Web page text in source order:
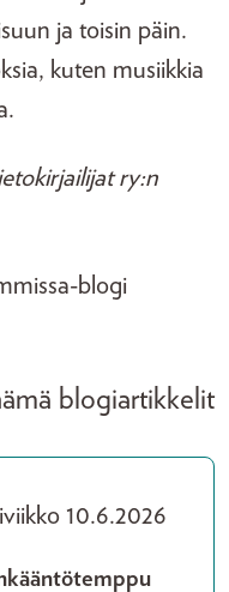
ja toisin päin.
kuten musiikkia
ry:n
blogi
blogiartikkelit
10.6.2026